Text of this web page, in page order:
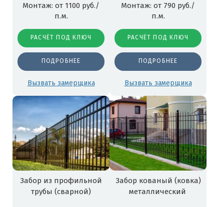
Монтаж: от 1100 руб./
п.м.
РАСЧЁТ ПОД КЛЮЧ
ПОДРОБНЕЕ
Вызвать замерщика
Монтаж: от 790 руб./
п.м.
РАСЧЁТ ПОД КЛЮЧ
ПОДРОБНЕЕ
Вызвать замерщика
Забор из профильной
трубы (сварной)
Забор кованый (ковка)
металлический